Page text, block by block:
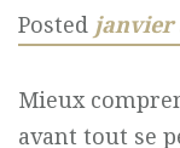
Posted janvier
Mieux
avant tout se